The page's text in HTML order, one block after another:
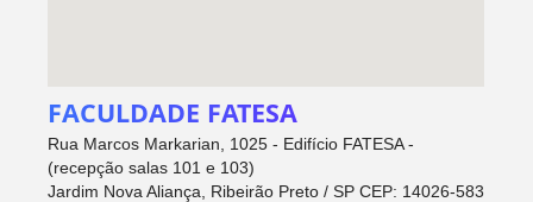
FACULDADE FATESA
Rua Marcos Markarian, 1025 - Edifício FATESA -
(recepção salas 101 e 103)
Jardim Nova Aliança, Ribeirão Preto / SP CEP: 14026-583